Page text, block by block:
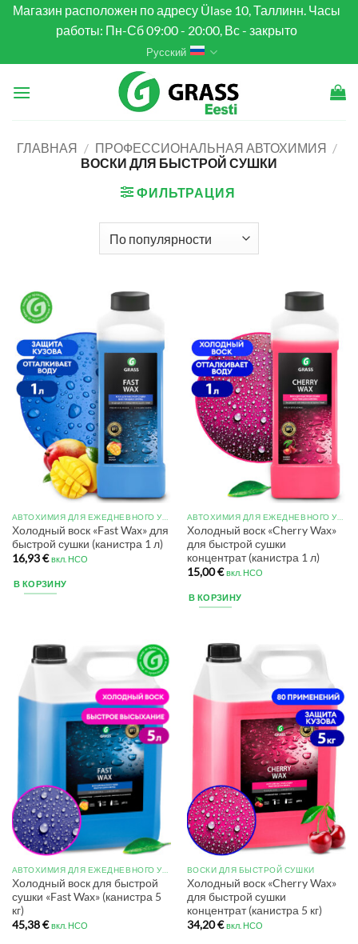
SkipМагазин расположен по адресу Ülase 10, Таллинн. Часы
работы: Пн-Сб 09:00 - 20:00, Вс - закрыто
Русский
ГЛАВНАЯ / ПРОФЕССИОНАЛЬНАЯ АВТОХИМИЯ /
ВОСКИ ДЛЯ БЫСТРОЙ СУШКИ
ФИЛЬТРАЦИЯ
АВТОХИМИЯ ДЛЯ ЕЖЕДНЕВНОГО УХОДА
Холодный воск «Fast Wax» для
быстрой сушки (канистра 1 л)
16,93€ вкл. НСО
В КОРЗИНУ
АВТОХИМИЯ ДЛЯ ЕЖЕДНЕВНОГО УХОДА
Холодный воск «Cherry Wax»
для быстрой сушки
концентрат (канистра 1 л)
15,00€ вкл. НСО
В КОРЗИНУ
АВТОХИМИЯ ДЛЯ ЕЖЕДНЕВНОГО УХОДА
Холодный воск для быстрой
сушки «Fast Wax» (канистра 5
кг)
45,38€ вкл. НСО
ВОСКИ ДЛЯ БЫСТРОЙ СУШКИ
Холодный воск «Cherry Wax»
для быстрой сушки
концентрат (канистра 5 кг)
34,20€ вкл. НСО